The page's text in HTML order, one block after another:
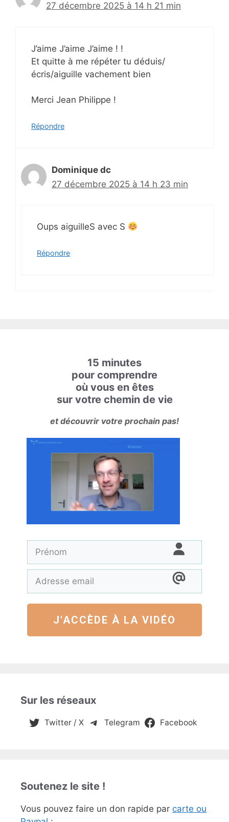
27 décembre 2025 à 14 h 21 min
J’aime J’aime J’aime ! !
Et quitte à me répéter tu déduis/
écris/aiguille vachement bien
Merci Jean Philippe !
Répondre
Dominique dc
27 décembre 2025 à 14 h 23 min
Oups aiguilleS avec S
Répondre
15 minutes
pour comprendre
où vous en êtes
sur votre chemin de vie
et découvrir votre prochain pas!
J'ACCÈDE À LA VIDÉO
Sur les réseaux
Twitter / X Telegram Facebook
Soutenez le site !
Vous pouvez faire un don rapide par carte ou